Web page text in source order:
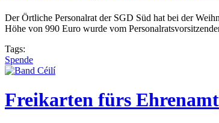
Der Örtliche Personalrat der SGD Süd hat bei der
Höhe von 990 Euro wurde vom
Tags:
Spende
Freikarten fürs Ehrenamt